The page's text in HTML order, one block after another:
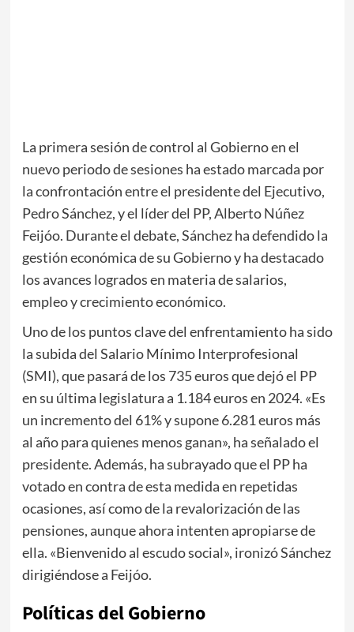
La primera sesión de control al Gobierno en el
nuevo periodo de sesiones ha estado marcada por
la confrontación entre el presidente del Ejecutivo,
Pedro Sánchez, y el líder del PP, Alberto Núñez
Feijóo. Durante el debate, Sánchez ha defendido la
gestión económica de su Gobierno y ha destacado
los avances logrados en materia de salarios,
empleo y crecimiento económico.
Uno de los puntos clave del enfrentamiento ha sido
la subida del Salario Mínimo Interprofesional
(SMI), que pasará de los 735 euros que dejó el PP
en su última legislatura a 1.184 euros en 2024. «Es
un incremento del 61% y supone 6.281 euros más
al año para quienes menos ganan», ha señalado el
presidente. Además, ha subrayado que el PP ha
votado en contra de esta medida en repetidas
ocasiones, así como de la revalorización de las
pensiones, aunque ahora intenten apropiarse de
ella. «Bienvenido al escudo social», ironizó Sánchez
dirigiéndose a Feijóo.
Políticas del Gobierno